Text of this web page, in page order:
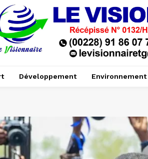
Développement Environnement